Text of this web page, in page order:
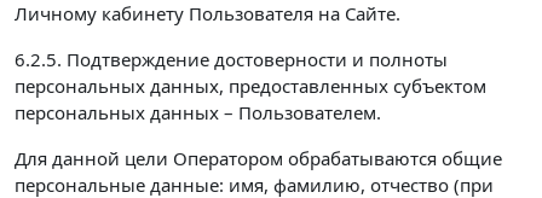
Личному кабинету Пользователя на Сайте.
6.2.5. Подтверждение достоверности и полноты
персональных данных, предоставленных субъектом
персональных данных – Пользователем.
Для данной цели Оператором обрабатываются общие
персональные данные: имя, фамилию, отчество (при